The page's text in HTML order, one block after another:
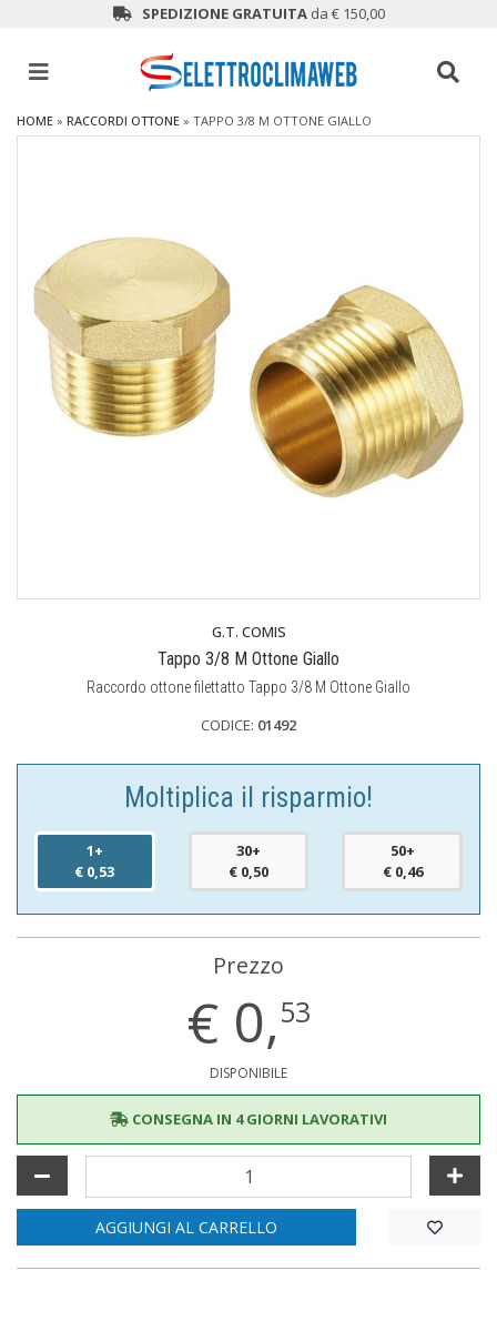
SPEDIZIONE GRATUITAda € 150,00
HOME » RACCORDI OTTONE » TAPPO 3/8 M OTTONE GIALLO
G.T. COMIS
Tappo 3/8 M Ottone Giallo
Raccordo ottone filettatto Tappo 3/8 M Ottone Giallo
CODICE: 01492
Moltiplica il risparmio!
1+
€ 0,53
30+
€ 0,50
50+
€ 0,46
Prezzo
€ 0,53
DISPONIBILE
CONSEGNA IN 4 GIORNI LAVORATIVI
AGGIUNGI AL CARRELLO